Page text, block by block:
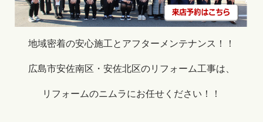
地域密着の安心施工とアフターメンテナンス！！
広島市安佐南区・安佐北区のリフォーム工事は、
リフォームのニムラにお任せください！！